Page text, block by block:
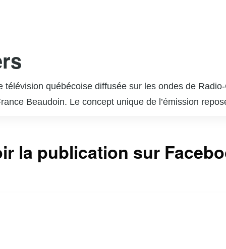
télévision québécoise diffusée sur les ondes de
Beaudoin. Le concept unique de l’émission
émotive et authentique. « En direct de
a reçu de nombreux éloges pour sa capacité à
la publication sur